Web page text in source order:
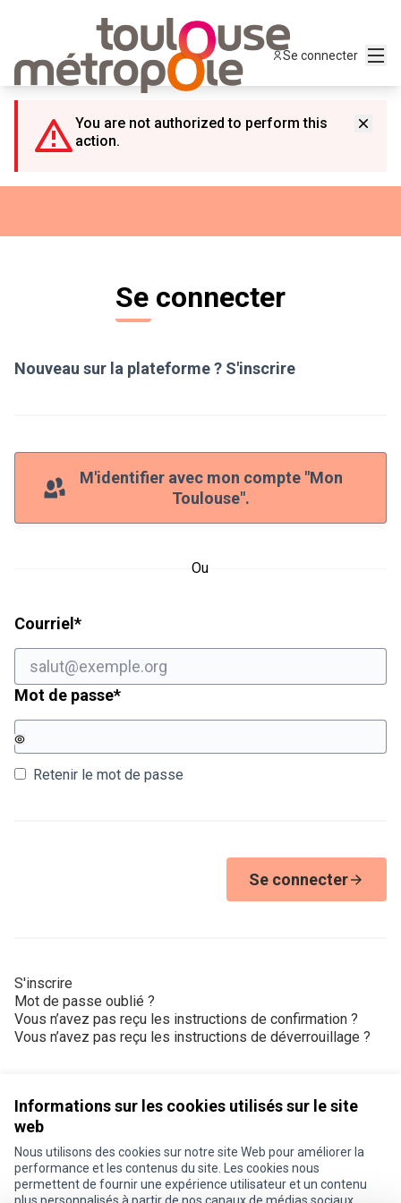
Informations sur les cookies utilisés sur le site
web
Nous utilisons des cookies sur notre site Web pour améliorer la
performance et les contenus du site. Les cookies nous
permettent de fournir une expérience utilisateur et un contenu
Se connecter
You are not authorized to perform this
action.
Se connecter
Nouveau sur la plateforme ? S'inscrire
M'identifier avec mon compte "Mon
Toulouse".
Ou
Courriel *Champ obligatoire
Mot de passe*Champ obligatoire
Retenir le mot de passe
Se connecter
S'inscrire
Mot de passe oublié ?
Vous n’avez pas reçu les instructions de confirmation ?
Vous n’avez pas reçu les instructions de déverrouillage ?
Conditions d'utilisation
Paramètres des cookies
Je participe ! sur X
Je participe ! sur Facebook
Je participe ! sur Instagram